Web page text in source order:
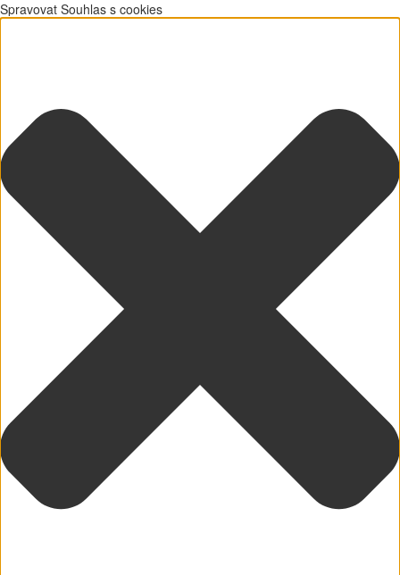
Spravovat Souhlas s cookies